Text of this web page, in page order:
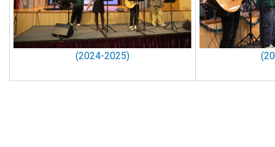
(2024-2025)